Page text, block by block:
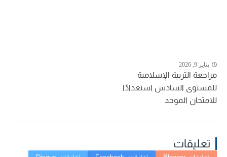
يناير 9, 2026
مراجعة التربية الإسلامية
للمستوى السادس استعدادًا
للامتحان الموحد
تعليقات